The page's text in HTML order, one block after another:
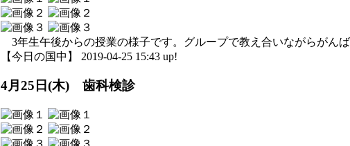
3年生午後からの授業の様子です。グループで教え合いながらがんば
【今日の国中】 2019-04-25 15:43 up!
4月25日(木) 歯科検診